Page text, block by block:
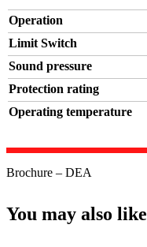
Operation
Limit Switch
Sound pressure
Protection rating
Operating temperature
Brochure – DEA
You may also like